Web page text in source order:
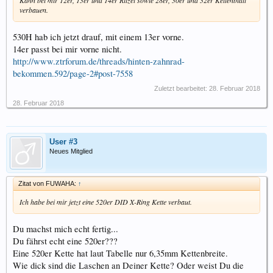
verbauen.
530H hab ich jetzt drauf, mit einem 13er vorne.
14er passt bei mir vorne nicht.
http://www.ztrforum.de/threads/hinten-zahnrad-
bekommen.592/page-2#post-7558
Zuletzt bearbeitet: 28. Februar 2018
28. Februar 2018
User #3
Neues Mitglied
Zitat von FUWAHA: ↑
Ich habe bei mir jetzt eine 520er DID X-Ring Kette verbaut.
Du machst mich echt fertig...
Du fährst echt eine 520er???
Eine 520er Kette hat laut Tabelle nur 6,35mm Kettenbreite.
Wie dick sind die Laschen an Deiner Kette? Oder weist Du die